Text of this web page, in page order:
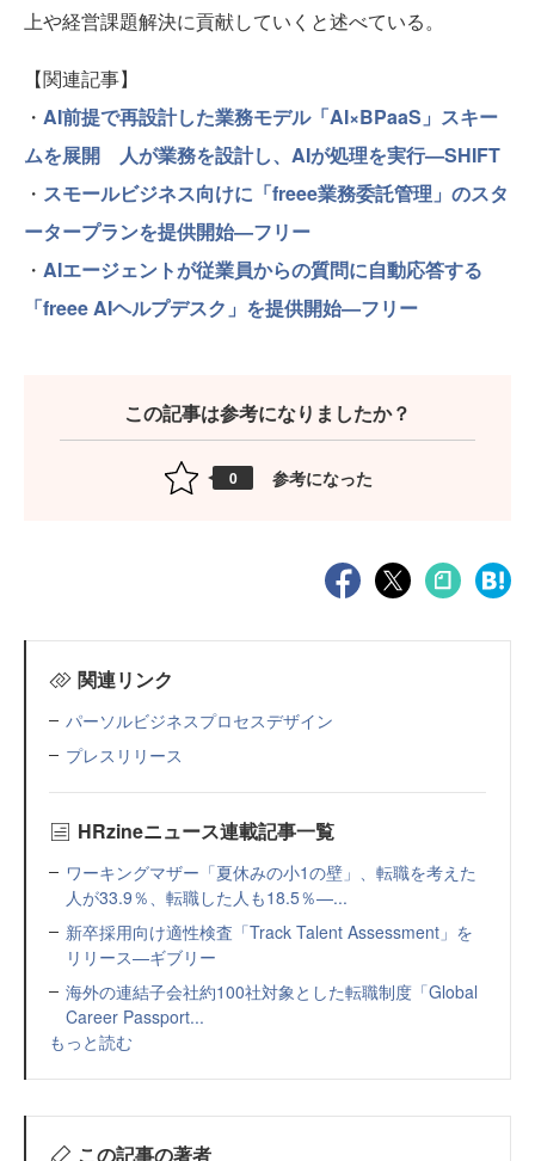
上や経営課題解決に貢献していくと述べている。
【関連記事】
・ AI前提で再設計した業務モデル「AI×BPaaS」スキー
ムを展開 人が業務を設計し、AIが処理を実行—SHIFT
・ スモールビジネス向けに「freee業務委託管理」のスタ
ータープランを提供開始—フリー
・ AIエージェントが従業員からの質問に自動応答する
「freee AIヘルプデスク」を提供開始—フリー
この記事は参考になりましたか？
0 参考になった
関連リンク
パーソルビジネスプロセスデザイン
プレスリリース
HRzineニュース連載記事一覧
ワーキングマザー「夏休みの小1の壁」、転職を考えた
人が33.9％、転職した人も18.5％—...
新卒採用向け適性検査「Track Talent Assessment」を
リリース—ギブリー
海外の連結子会社約100社対象とした転職制度「Global
Career Passport...
もっと読む
この記事の著者